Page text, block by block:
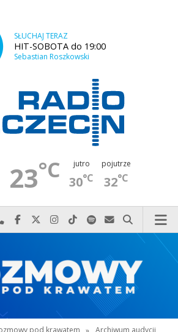
SŁUCHAJ TERAZ
HIT-SOBOTA do 19:00
Sebastian Roszkowski
23°C jutro
30°C
pojutrze
32°C
Najlepiej po prostu do nas zadzwoń
Odwiedź nas na Facebook-u
Odwiedź nas na X
Odwiedź nas na Instagram-ie
Odwiedź nas na TikTok-u
Szukaj nas na Spotify
Wyślij do nas
Szukaj